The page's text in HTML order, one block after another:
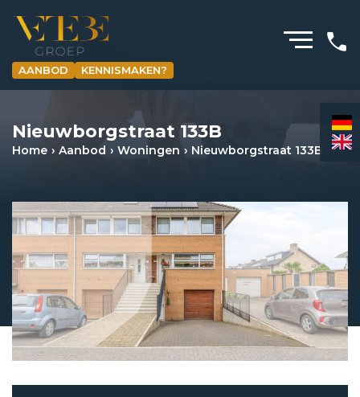
AANBOD KENNISMAKEN?
HOMEPAGINA
WONING­MAKELAARDIJ
HYPOTHEKEN
VERZEKERINGEN
NIEUWS & MEDIA
OVER ONS
REVIEWS
AANBOD
Nieuwborgstraat 133B
Home Aanbod Woningen Nieuwborgstraat 133B